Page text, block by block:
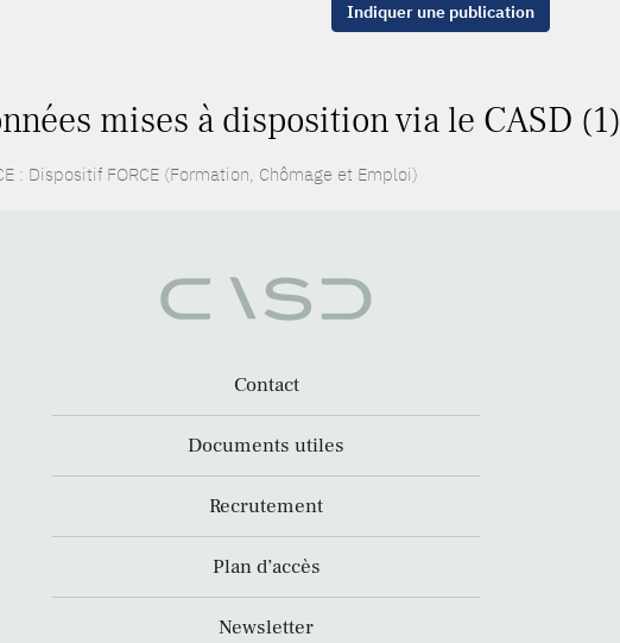
Indiquer une publication
mises à disposition via le CASD (1)
: Dispositif FORCE (Formation, Chômage et Emploi)
Contact
Documents utiles
Recrutement
Plan d’accès
Newsletter